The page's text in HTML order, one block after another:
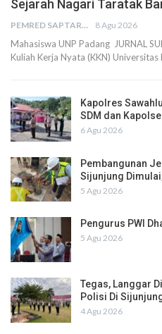
Sejarah Nagari Taratak
PEMRED SAPTARIUS 8 Agu 2026
Mahasiswa UNP Padang JURNAL
Kuliah Kerja Nyata (KKN)
Kapolres
SDM dan
6 Agu 2026
Pembangunan
Sijunjung
5 Agu 2026
Pengurus PWI
5 Agu 2026
Tegas, Langgar
Polisi Di
4 Agu 2026